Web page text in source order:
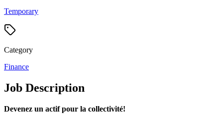
Temporary
Category
Finance
Job Description
Devenez un actif pour la collectivité!